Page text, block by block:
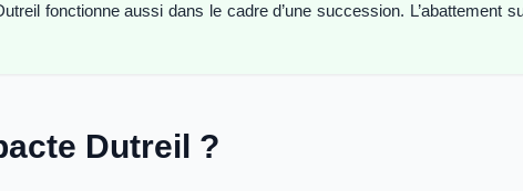
fonctionne aussi dans le cadre d’une succession. L’abattement
Dutreil ?